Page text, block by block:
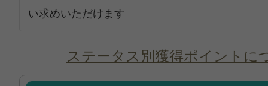
い求めいただけます
ステータス別獲得ポイントに